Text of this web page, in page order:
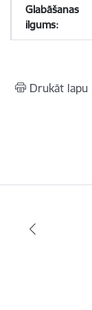
Drukāt lapu